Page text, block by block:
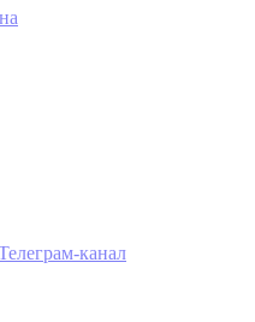
канал